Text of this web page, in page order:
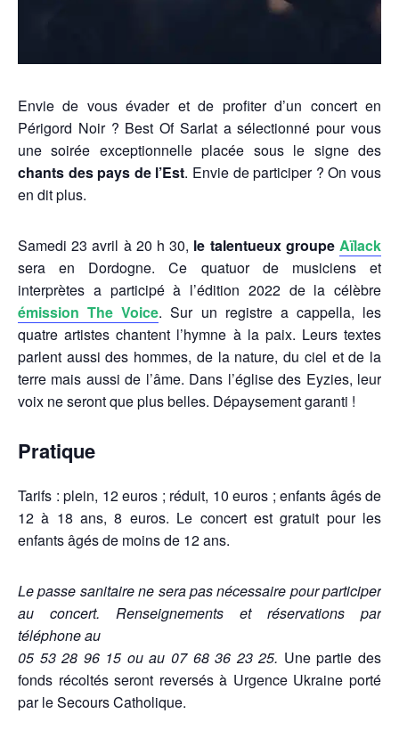
Envie de vous évader et de profiter d’un concert en
Périgord Noir ? Best Of Sarlat a sélectionné pour vous
une soirée exceptionnelle placée sous le signe des
chants des pays de l’Est. Envie de participer ? On vous
en dit plus.
Samedi 23 avril à 20 h 30, le talentueux groupeAïlack
sera en Dordogne. Ce quatuor de musiciens et
interprètes a participé à l’édition 2022 de la célèbre
émission The Voice. Sur un registre a cappella, les
quatre artistes chantent l’hymne à la paix. Leurs textes
parlent aussi des hommes, de la nature, du ciel et de la
terre mais aussi de l’âme. Dans l’église des Eyzies, leur
voix ne seront que plus belles. Dépaysement garanti !
Pratique
Tarifs : plein, 12 euros ; réduit, 10 euros ; enfants âgés de
12 à 18 ans, 8 euros. Le concert est gratuit pour les
enfants âgés de moins de 12 ans.
Le passe sanitaire ne sera pas nécessaire pour participer
au concert. Renseignements et réservations par
téléphone au
05 53 28 96 15 ou au 07 68 36 23 25. Une partie des
fonds récoltés seront reversés à Urgence Ukraine porté
par le Secours Catholique.